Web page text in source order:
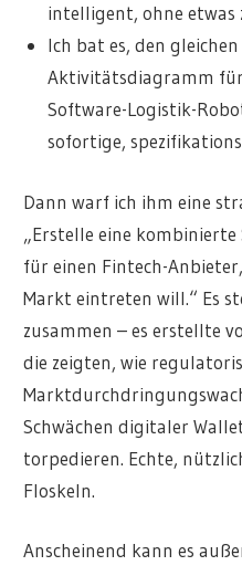
intelligent, ohne etwas
Ich bat es, den gleichen
Aktivitätsdiagramm
Software-Logistik-
sofortige,
Dann warf ich ihm eine
„Erstelle eine
für einen Fintech-
Markt eintreten will.“ Es
zusammen – es erstellte
die zeigten, wie
Schwächen digitaler
torpedieren. Echte,
Floskeln.
Anscheinend kann es